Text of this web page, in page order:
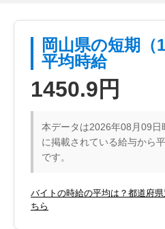
岡山県の短期（
平均時給
1450.9円
本データは2026年08月09日
に掲載されている給与から
です。
バイトの時給の平均は？都道府
ちら